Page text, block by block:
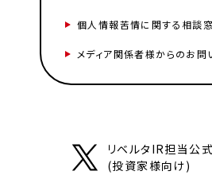
個人情報苦情に関する相談
メディア関係者様からのお問
リベルタIR担当公
(投資家様向け)